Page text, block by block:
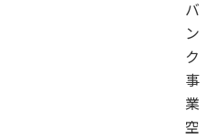
バ
ン
ク
事
業
空